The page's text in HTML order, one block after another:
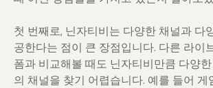
첫 번째로, 닌자티비는 다양한 채널과 다
공한다는 점이 큰 장점입니다. 다른 라이
폼과 비교해볼 때도 닌자티비만큼 다양
의 채널을 찾기 어렵습니다. 예를 들어 게